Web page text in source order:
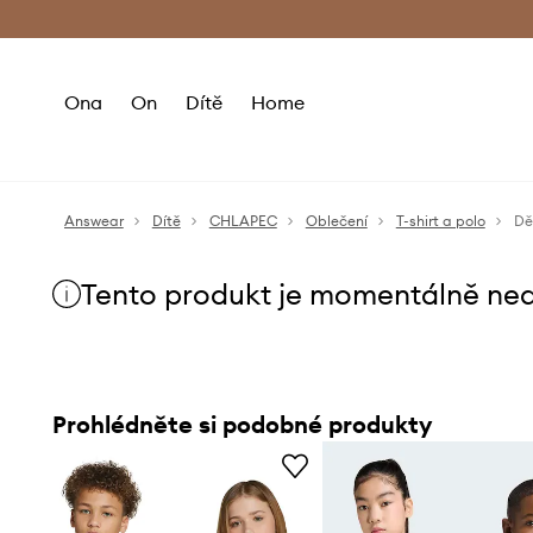
Ona On Dítě Home
Answear Dítě CHLAPEC Oblečení T-shirt a polo
Tento produkt je momentálně
Prohlédněte si podobné produkty